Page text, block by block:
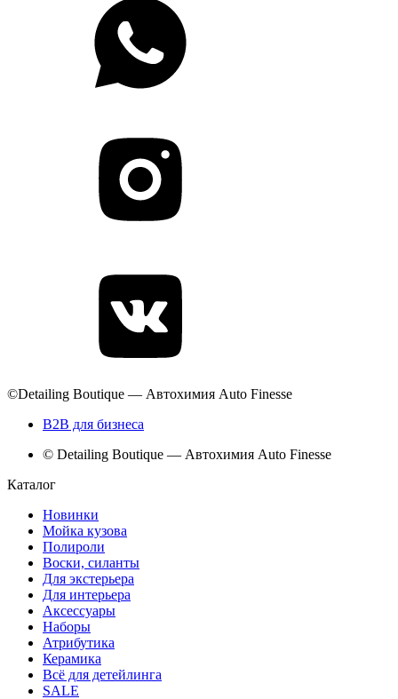
©Detailing Boutique — Автохимия Auto Finesse
B2B для бизнеса
© Detailing Boutique — Автохимия Auto Finesse
Каталог
Новинки
Мойка кузова
Полироли
Воски, силанты
Для экстерьера
Для интерьера
Аксессуары
Наборы
Атрибутика
Керамика
Всё для детейлинга
SALE